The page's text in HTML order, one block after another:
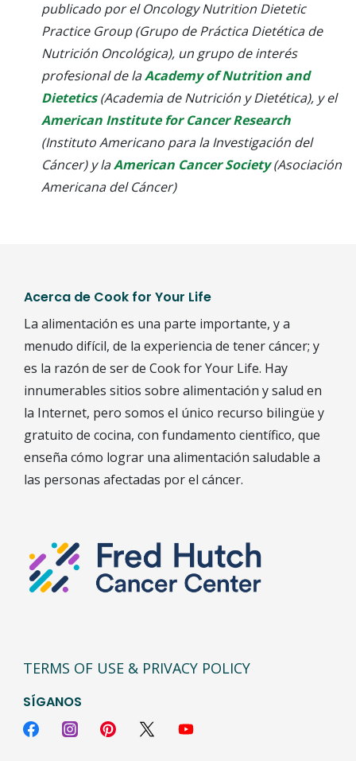
publicado por el Oncology Nutrition Dietetic
Practice Group (Grupo de Práctica Dietética de
Nutrición Oncológica), un grupo de interés
profesional de laAcademy of Nutrition and
Dietetics(Academia de Nutrición y Dietética), y el
American Institute for Cancer Research
(Instituto Americano para la Investigación del
Cáncer) y laAmerican Cancer Society (Asociación
Americana del Cáncer)
Acerca de Cook for Your Life
La alimentación es una parte importante, y a
menudo difícil, de la experiencia de tener cáncer; y
es la razón de ser de Cook for Your Life. Hay
innumerables sitios sobre alimentación y salud en
la Internet, pero somos el único recurso bilingüe y
gratuito de cocina, con fundamento científico, que
enseña cómo lograr una alimentación saludable a
las personas afectadas por el cáncer.
TERMS OF USE & PRIVACY POLICY
SÍGANOS